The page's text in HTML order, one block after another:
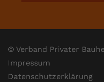
© Verband Privater
Impressum
Datenschutzerklärung